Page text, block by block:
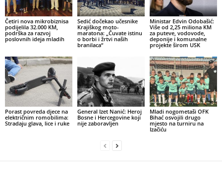
Četiri nova mikrobiznisa
podijelila 32.000 KM,
podrška za razvoj
poslovnih ideja mladih
Sedić dočekao učesnike
Krajiškog moto-
maratona: „Čuvate istinu
o borbi i žrtvi naših
branilaca“
Ministar Edvin Odobašić:
Više od 2,25 miliona KM
za puteve, vodovode,
deponije i komunalne
projekte širom USK
Porast povreda djece na
električnim romobilima:
Stradaju glava, lice i ruke
General Izet Nanić: Heroj
Bosne i Hercegovine koji
nije zaboravljen
Mladi nogometaši OFK
Bihać osvojili drugo
mjesto na turniru na
Izačiću